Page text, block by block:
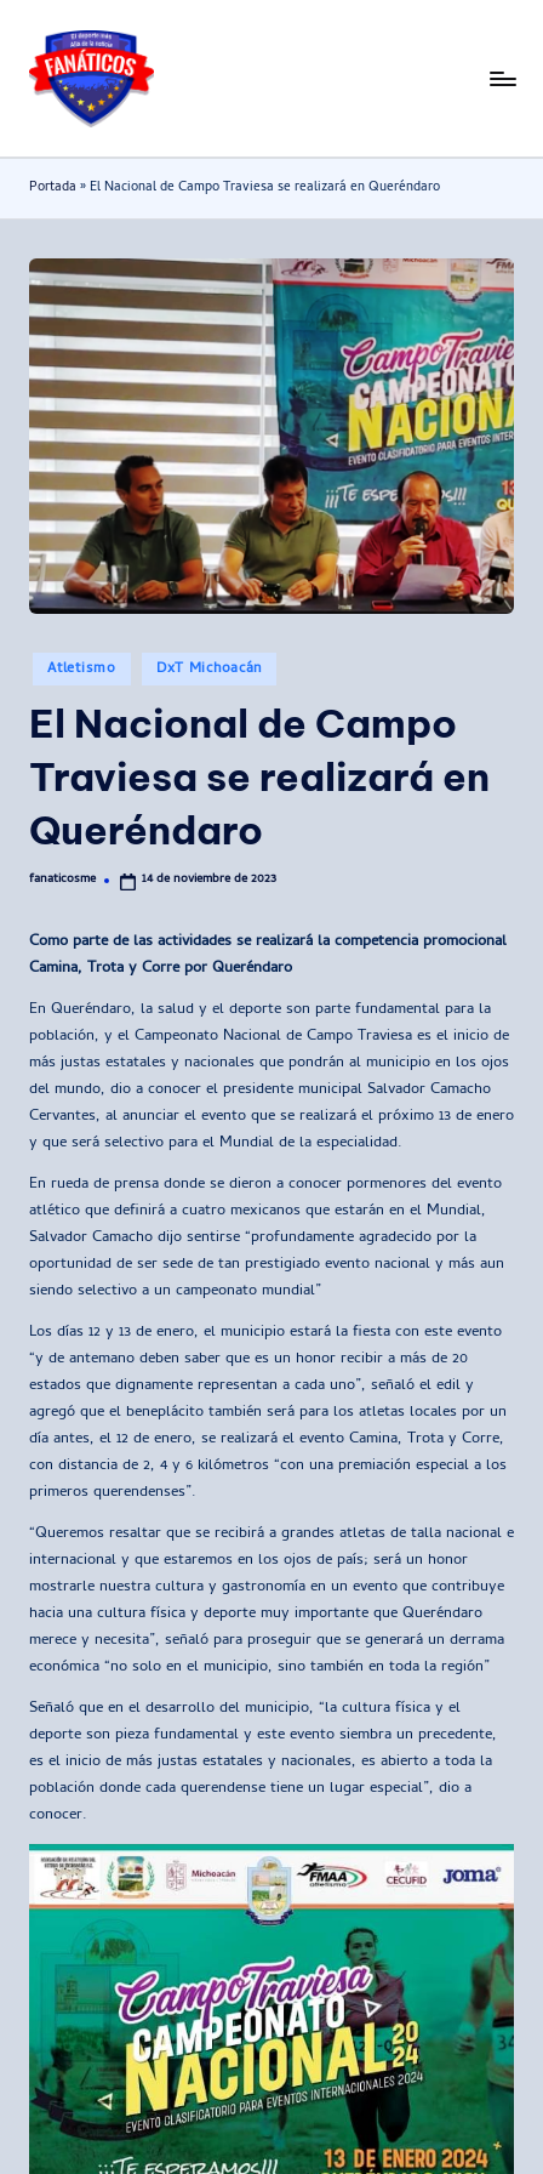
Saltar
contenido
F
n
a
t
i
c
o
s
Noticias
deportivas
-
Mundial
2026
Portada » El Nacional de Campo Traviesa se realizará en Queréndaro
Publicado
en
Atletismo DxT Michoacán
El Nacional de Campo
Traviesa se realizará en
Queréndaro
Publicado
fanaticosme 14 de noviembre de 2023
Como parte de las actividades se realizará la competencia promocional
Camina, Trota y Corre por Queréndaro
En Queréndaro, la salud y el deporte son parte fundamental para la
población, y el Campeonato Nacional de Campo Traviesa es el inicio de
más justas estatales y nacionales que pondrán al municipio en los ojos
del mundo, dio a conocer el presidente municipal Salvador Camacho
Cervantes, al anunciar el evento que se realizará el próximo 13 de enero
y que será selectivo para el Mundial de la especialidad.
En rueda de prensa donde se dieron a conocer pormenores del evento
atlético que definirá a cuatro mexicanos que estarán en el Mundial,
Salvador Camacho dijo sentirse “profundamente agradecido por la
oportunidad de ser sede de tan prestigiado evento nacional y más aun
siendo selectivo a un campeonato mundial”
Los días 12 y 13 de enero, el municipio estará la fiesta con este evento
“y de antemano deben saber que es un honor recibir a más de 20
estados que dignamente representan a cada uno”, señaló el edil y
agregó que el beneplácito también será para los atletas locales por un
día antes, el 12 de enero, se realizará el evento Camina, Trota y Corre,
con distancia de 2, 4 y 6 kilómetros “con una premiación especial a los
primeros querendenses”.
“Queremos resaltar que se recibirá a grandes atletas de talla nacional e
internacional y que estaremos en los ojos de país; será un honor
mostrarle nuestra cultura y gastronomía en un evento que contribuye
hacia una cultura física y deporte muy importante que Queréndaro
merece y necesita”, señaló para proseguir que se generará un derrama
económica “no solo en el municipio, sino también en toda la región”
Señaló que en el desarrollo del municipio, “la cultura física y el
deporte son pieza fundamental y este evento siembra un precedente,
es el inicio de más justas estatales y nacionales, es abierto a toda la
población donde cada querendense tiene un lugar especial”, dio a
conocer.